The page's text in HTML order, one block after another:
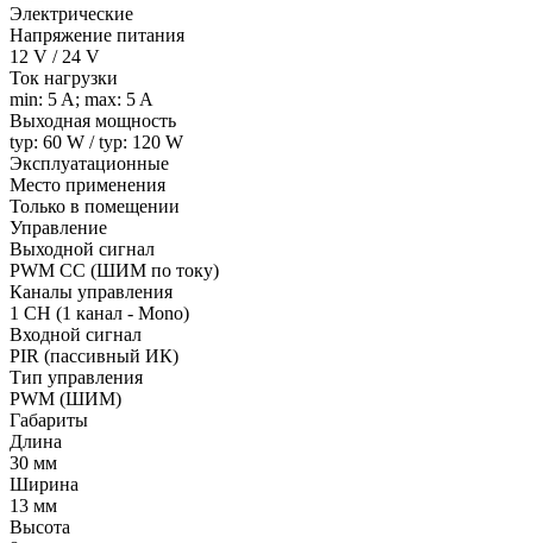
Электрические
Напряжение питания
12 V / 24 V
Ток нагрузки
min: 5 A; max: 5 A
Выходная мощность
typ: 60 W / typ: 120 W
Эксплуатационные
Место применения
Только в помещении
Управление
Выходной сигнал
PWM СС (ШИМ по току)
Каналы управления
1 CH (1 канал - Mono)
Входной сигнал
PIR (пассивный ИК)
Тип управления
PWM (ШИМ)
Габариты
Длина
30 мм
Ширина
13 мм
Высота